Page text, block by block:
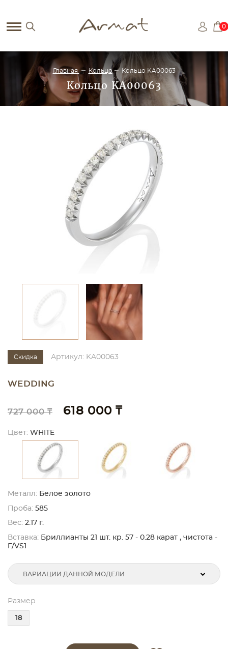
0
Главная Кольцо Кольцо KA00063
Кольцо KA00063
Скидка Артикул: KA00063
WEDDING
727 000 ₸ 618 000 ₸
Цвет: WHITE
Металл: Белое золото
Проба: 585
Вес: 2.17 г.
Вставка: Бриллианты 21 шт. кр. 57 - 0.28 карат , чистота -
F/VS1
ВАРИАЦИИ ДАННОЙ МОДЕЛИ
Размер
18